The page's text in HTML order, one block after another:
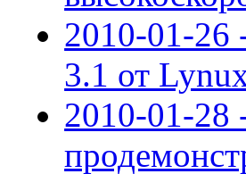
2010-01-26
3.1 от
2010-01-